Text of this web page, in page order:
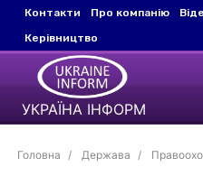
Контакти Про компанію
Керівництво
УКРАЇНА ІНФОРМ
Головна Держава